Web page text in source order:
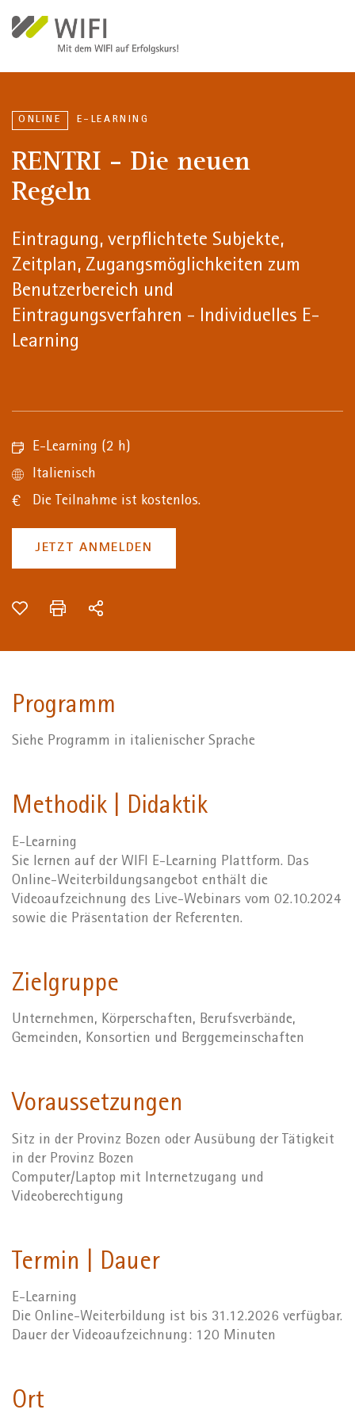
E-LEARNING
ONLINE
RENTRI - Die neuen
Regeln
Eintragung, verpflichtete Subjekte,
Zeitplan, Zugangsmöglichkeiten zum
Benutzerbereich und
Eintragungsverfahren - Individuelles E-
Learning
E-Learning (2 h)
Italienisch
Die Teilnahme ist kostenlos.
JETZT ANMELDEN
Programm
Siehe Programm in italienischer Sprache
Methodik | Didaktik
E-Learning
Sie lernen auf der WIFI E-Learning Plattform. Das
Online-Weiterbildungsangebot enthält die
Videoaufzeichnung des Live-Webinars vom 02.10.2024
sowie die Präsentation der Referenten.
Zielgruppe
Unternehmen, Körperschaften, Berufsverbände,
Gemeinden, Konsortien und Berggemeinschaften
Voraussetzungen
Sitz in der Provinz Bozen oder Ausübung der Tätigkeit
in der Provinz Bozen
Computer/Laptop mit Internetzugang und
Videoberechtigung
Termin | Dauer
E-Learning
Die Online-Weiterbildung ist bis 31.12.2026 verfügbar.
Dauer der Videoaufzeichnung: 120 Minuten
Ort